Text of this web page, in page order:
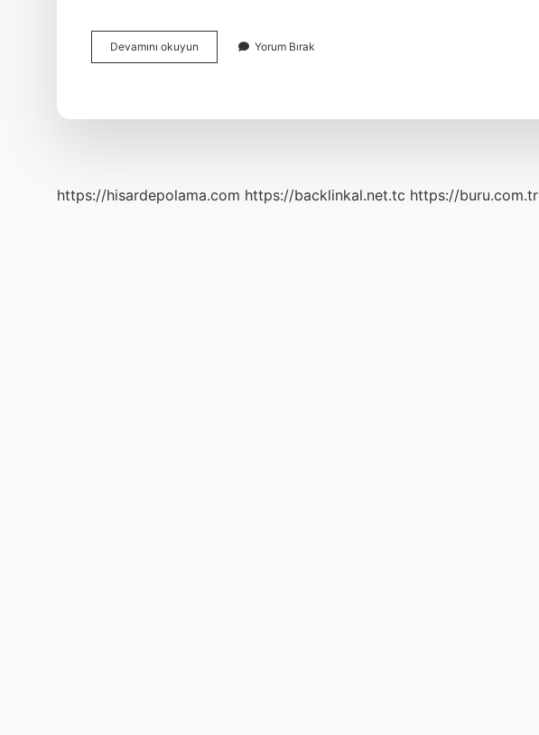
Devamını okuyun
Kg
Yorum Bırak
https://hisardepolama.com https://backlinkal.net.tc https://buru.com.tr